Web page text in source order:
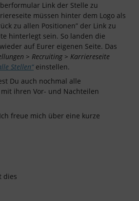
Link der Stelle zu
müssen hinter dem Logo als
zu allen Positionen” der Link zu
hinterlegt sein. So landen die
auf Eurer eigenen Seite. Das
> Recruiting > Karriereseite
Stellen“einstellen.
Du auch nochmal alle
ihren Vor- und Nachteilen
freue mich über eine kurze
dies